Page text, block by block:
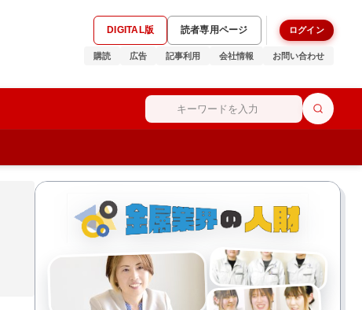
DIGITAL版 読者専用ページ ログイン
購読 広告 記事利用 会社情報 お問い合わせ